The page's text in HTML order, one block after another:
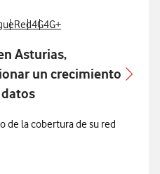
con
prensa relacionados con
de prensa relacionados con
Ver más notas de prensa
RedVer más notas de prensa
4GVer más notas de prensa
4G+
Asturias,
un crecimiento
de la cobertura de su red